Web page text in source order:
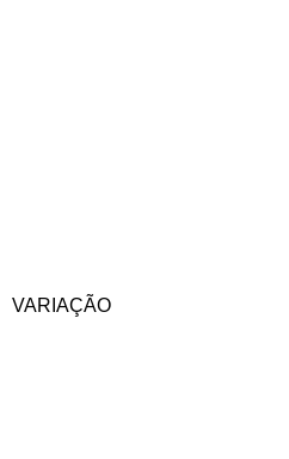
VARIAÇÃO